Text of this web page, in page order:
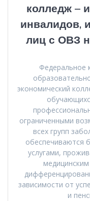
колледж –
инвалидов,
лиц с ОВЗ
Федеральное
экономический
ограниченными
всех групп
обеспечиваются
услугами,
зависимости от
и